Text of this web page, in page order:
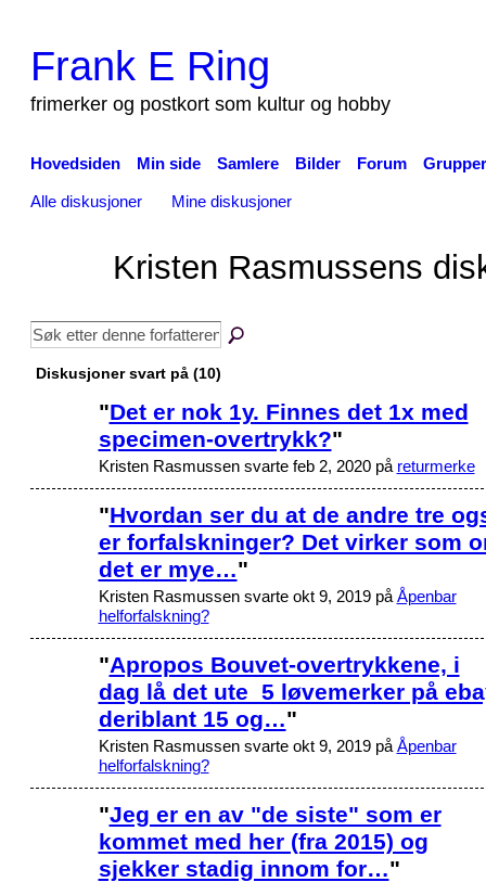
Frank E Ring
frimerker og postkort som kultur og hobby
Hovedsiden Min side Samlere Bilder Forum Grupper
Alle diskusjoner Mine diskusjoner
Kristen Rasmussens
Diskusjoner svart på (10)
"Det er nok 1y. Finnes det 1x med
specimen-overtrykk?"
Kristen Rasmussen svarte feb 2, 2020 på returmerke
"Hvordan ser du at de andre tre
er forfalskninger? Det virker som
det er mye…"
Kristen Rasmussen svarte okt 9, 2019 på Åpenbar
helforfalskning?
"Apropos Bouvet-overtrykkene, i
dag lå det ute 5 løvemerker på
deriblant 15 og…"
Kristen Rasmussen svarte okt 9, 2019 på Åpenbar
helforfalskning?
"Jeg er en av "de siste" som er
kommet med her (fra 2015) og
sjekker stadig innom for…"